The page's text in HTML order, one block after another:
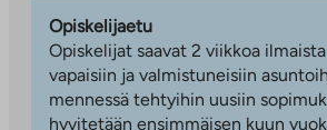
Opiskelijaetu
Opiskelijat saavat 2 viikkoa
vapaisiin ja valmistuneisiin
mennessä tehtyihin uusiin
hyvitetään ensimmäisen kuun